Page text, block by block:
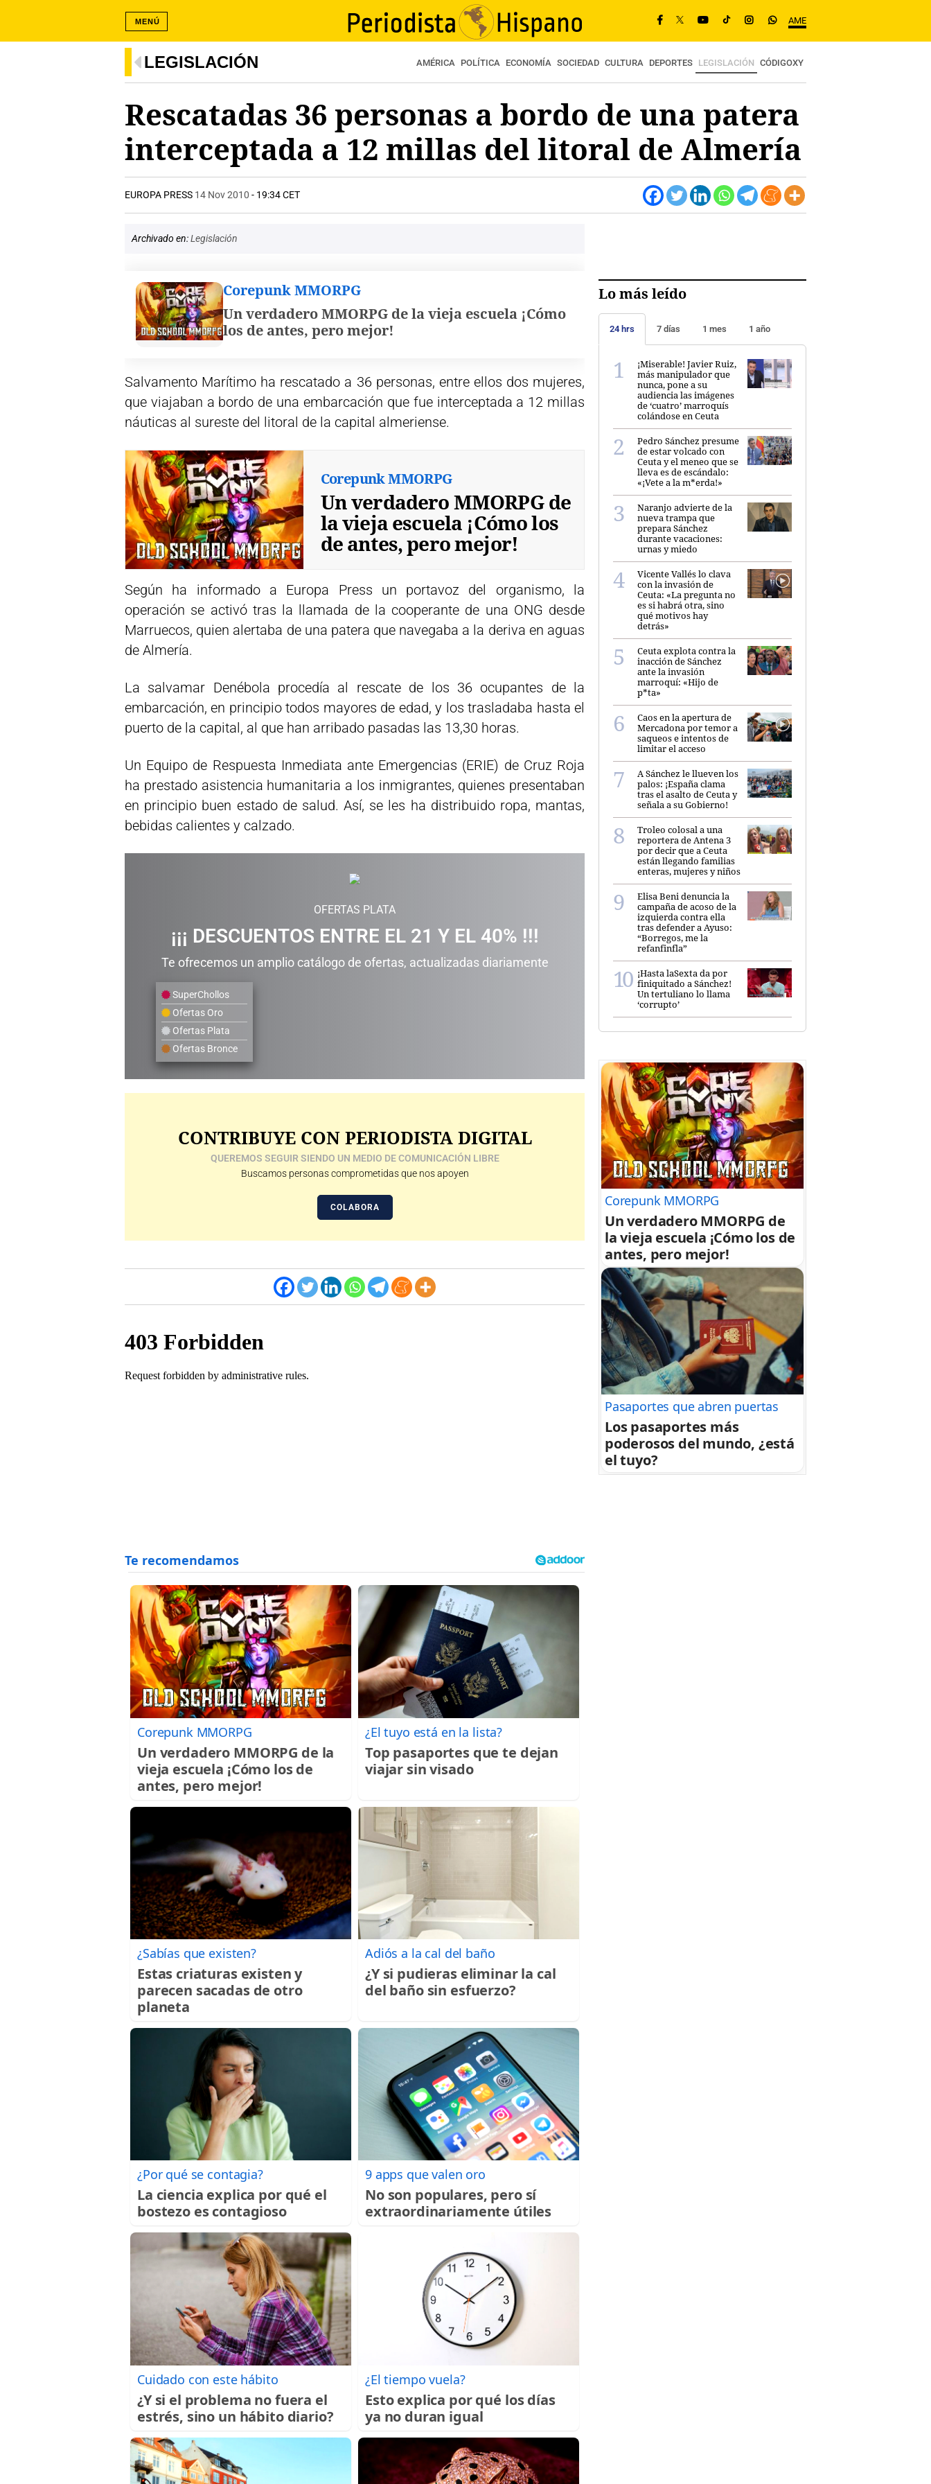
AME
MENÚ
LEGISLACIÓN AMÉRICA POLÍTICA ECONOMÍA SOCIEDAD CULTURA DEPORTES LEGISLACIÓN CÓDIGOXY
Rescatadas 36 personas a bordo de una patera
interceptada a 12 millas del litoral de Almería
EUROPA PRESS 14 Nov 2010 - 19:34 CET
Archivado en:Legislación
Corepunk MMORPG
Un verdadero MMORPG de la vieja escuela ¡Cómo
los de antes, pero mejor!
Salvamento Marítimo ha rescatado a 36 personas, entre ellos dos mujeres,
que viajaban a bordo de una embarcación que fue interceptada a 12 millas
náuticas al sureste del litoral de la capital almeriense.
Corepunk MMORPG
Un verdadero MMORPG de
la vieja escuela ¡Cómo los
de antes, pero mejor!
Según ha informado a Europa Press un portavoz del organismo, la
operación se activó tras la llamada de la cooperante de una ONG desde
Marruecos, quien alertaba de una patera que navegaba a la deriva en aguas
de Almería.
La salvamar Denébola procedía al rescate de los 36 ocupantes de la
embarcación, en principio todos mayores de edad, y los trasladaba hasta el
puerto de la capital, al que han arribado pasadas las 13,30 horas.
Un Equipo de Respuesta Inmediata ante Emergencias (ERIE) de Cruz Roja
ha prestado asistencia humanitaria a los inmigrantes, quienes presentaban
en principio buen estado de salud. Así, se les ha distribuido ropa, mantas,
bebidas calientes y calzado.
OFERTAS PLATA
¡¡¡ DESCUENTOS ENTRE EL 21 Y EL 40% !!!
Te ofrecemos un amplio catálogo de ofertas, actualizadas diariamente
SuperChollos
Ofertas Oro
Ofertas Plata
Ofertas Bronce
CONTRIBUYE CON PERIODISTA DIGITAL
QUEREMOS SEGUIR SIENDO UN MEDIO DE COMUNICACIÓN LIBRE
Buscamos personas comprometidas que nos apoyen
COLABORA
Corepunk MMORPG
Un verdadero MMORPG de la
vieja escuela ¡Cómo los de
antes, pero mejor!
¿El tuyo está en la lista?
Top pasaportes que te dejan
viajar sin visado
¿Sabías que existen?
Estas criaturas existen y
parecen sacadas de otro
planeta
Adiós a la cal del baño
¿Y si pudieras eliminar la cal
del baño sin esfuerzo?
¿Por qué se contagia?
La ciencia explica por qué el
bostezo es contagioso
9 apps que valen oro
No son populares, pero sí
extraordinariamente útiles
Cuidado con este hábito
¿Y si el problema no fuera el
estrés, sino un hábito diario?
¿El tiempo vuela?
Esto explica por qué los días
ya no duran igual
Lo más leído
24 hrs 7 días 1 mes 1 año
¡Miserable! Javier Ruiz,
más manipulador que
nunca, pone a su
audiencia las imágenes
de ‘cuatro’ marroquís
colándose en Ceuta
Pedro Sánchez presume
de estar volcado con
Ceuta y el meneo que se
lleva es de escándalo:
«¡Vete a la m*erda!»
Naranjo advierte de la
nueva trampa que
prepara Sánchez
durante vacaciones:
urnas y miedo
Vicente Vallés lo clava
con la invasión de
Ceuta: «La pregunta no
es si habrá otra, sino
qué motivos hay
detrás»
Ceuta explota contra la
inacción de Sánchez
ante la invasión
marroquí: «Hijo de
p*ta»
Caos en la apertura de
Mercadona por temor a
saqueos e intentos de
limitar el acceso
A Sánchez le llueven los
palos: ¡España clama
tras el asalto de Ceuta y
señala a su Gobierno!
Troleo colosal a una
reportera de Antena 3
por decir que a Ceuta
están llegando familias
enteras, mujeres y niños
Elisa Beni denuncia la
campaña de acoso de la
izquierda contra ella
tras defender a Ayuso:
“Borregos, me la
refanfinfla”
¡Hasta laSexta da por
finiquitado a Sánchez!
Un tertuliano lo llama
‘corrupto’
Corepunk MMORPG
Un verdadero MMORPG de
la vieja escuela ¡Cómo los de
antes, pero mejor!
Pasaportes que abren puertas
Los pasaportes más
poderosos del mundo, ¿está
el tuyo?